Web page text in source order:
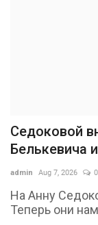
Седоковой
Белькевича
admin Aug 7, 2026 0
На Анну
Теперь они